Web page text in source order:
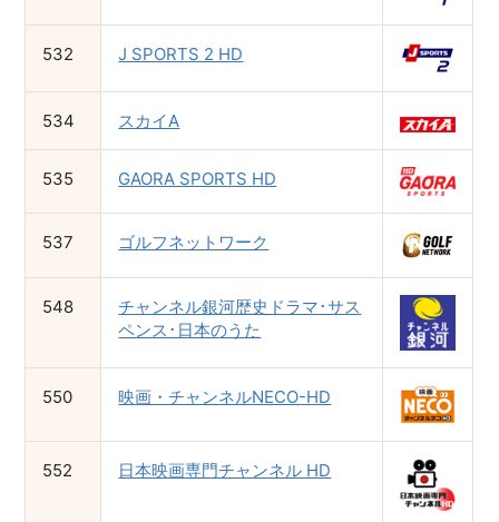
532 J SPORTS 2 HD
534 スカイA
535 GAORA SPORTS HD
537 ゴルフネットワーク
548
チャンネル銀河歴史ドラマ･サス
ペンス･日本のうた
550 映画・チャンネルNECO-HD
552 日本映画専門チャンネル HD